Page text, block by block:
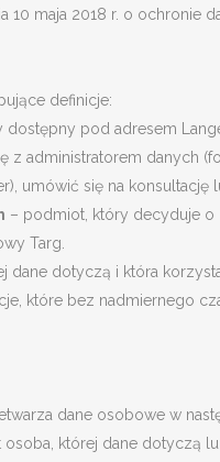
10 maja 2018 r. o ochronie
definicje:
dostępny pod adresem
z administratorem danych
umówić się na konsultację
– podmiot, który decyduje o
Targ.
dane dotyczą i która
które bez nadmiernego
dane osobowe w
której dane dotyczą